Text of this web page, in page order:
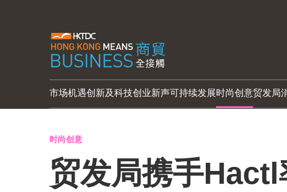
市场机遇创新及科技创业新声可持续发展时尚创意贸发局
时尚创意
贸发局携手